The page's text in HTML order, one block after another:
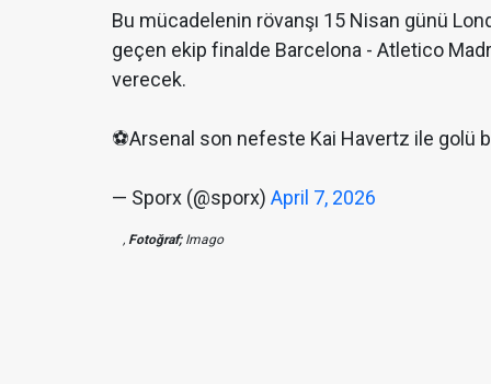
Bu mücadelenin rövanşı 15 Nisan günü
geçen ekip finalde Barcelona - Atletico
verecek.
⚽️Arsenal son nefeste Kai Havertz ile golü
— Sporx (@sporx) April 7, 2026
, Fotoğraf;Imago